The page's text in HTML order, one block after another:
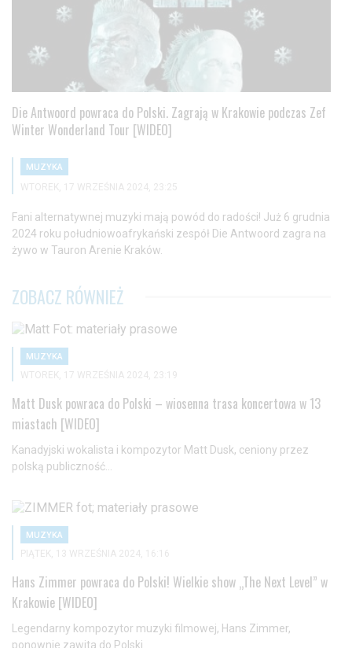
Die Antwoord powraca do Polski. Zagrają w Krakowie podczas Zef
Winter Wonderland Tour [WIDEO]
MUZYKA
WTOREK, 17 WRZEŚNIA 2024, 23:25
Fani alternatywnej muzyki mają powód do radości! Już 6 grudnia
2024 roku południowoafrykański zespół Die Antwoord zagra na
żywo w Tauron Arenie Kraków.
ZOBACZ RÓWNIEŻ
MUZYKA
WTOREK, 17 WRZEŚNIA 2024, 23:19
Matt Dusk powraca do Polski – wiosenna trasa koncertowa w 13
miastach [WIDEO]
Kanadyjski wokalista i kompozytor Matt Dusk, ceniony przez
polską publiczność...
MUZYKA
PIĄTEK, 13 WRZEŚNIA 2024, 16:16
Hans Zimmer powraca do Polski! Wielkie show „The Next Level” w
Krakowie [WIDEO]
Legendarny kompozytor muzyki filmowej, Hans Zimmer,
ponownie zawita do Polski...